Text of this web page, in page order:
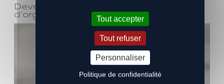
Devenez bénévole ! Réunion
d’organisation le samedi 8 août
Tout accepter
Tout refuser
Personnaliser
Politique de confidentialité